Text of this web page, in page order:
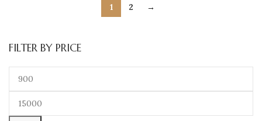
FILTER BY PRICE
1 2 →